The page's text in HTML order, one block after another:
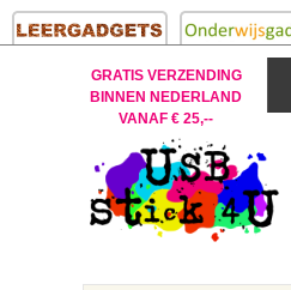
GRATIS VERZENDING
BINNEN NEDERLAND
VANAF € 25,--